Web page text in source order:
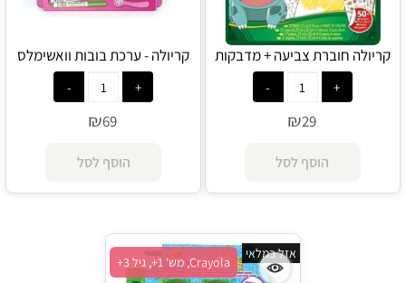
קריולה חוברת צביעה + מדבקות
פוקימון - Crayola
₪29
הוסף לסל
קריולה - ערכת בובות וואשימלס
לצביעה - ספא ריחני - Crayola
₪69
הוסף לסל
Crayola, מש' 1+, גיל 3+
אזל במלאי